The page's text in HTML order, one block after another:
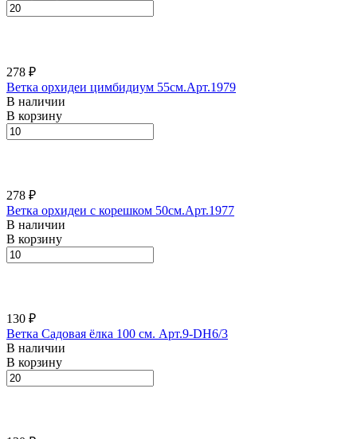
278 ₽
Ветка орхидеи цимбидиум 55см.Арт.1979
В наличии
В корзину
278 ₽
Ветка орхидеи с корешком 50см.Арт.1977
В наличии
В корзину
130 ₽
Ветка Садовая ёлка 100 см. Арт.9-DH6/3
В наличии
В корзину